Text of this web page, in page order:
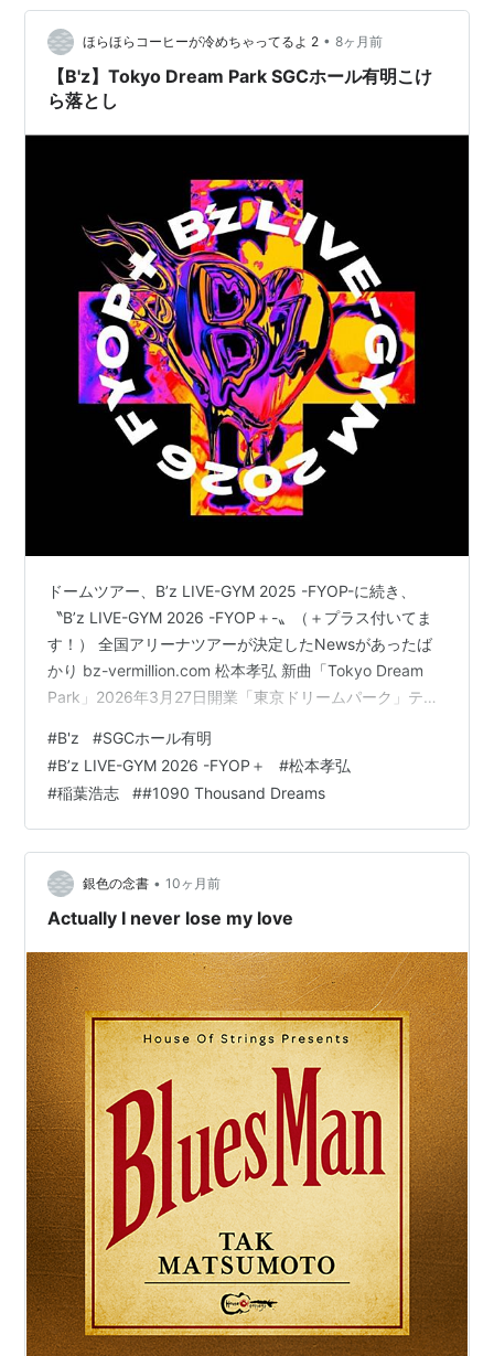
ほらほらコーヒーが冷めちゃってるよ 2 • 8ヶ月前
【B'z】Tokyo Dream Park SGCホール有明こけ
ら落とし
ドームツアー、B’z LIVE-GYM 2025 -FYOP-に続き、
〝B’z LIVE-GYM 2026 -FYOP＋-〟（＋プラス付いてま
す！） 全国アリーナツアーが決定したNewsがあったば
かり bz-vermillion.com 松本孝弘 新曲「Tokyo Dream
Park」2026年3月27日開業「東京ドリームパーク」テー
明」B'zこけら落とし公演開催決定!! 📌2026年3月28日
（土）、29日（日） テレビ朝日が2026年3月27日に開業
する、東京ドリームパークのテーマ曲「Tokyo Dream
Park」を松本孝弘が書…
#B'z #SGCホール有明
#B’z LIVE-GYM 2026 -FYOP＋ #松本孝弘
#稲葉浩志 ##1090 Thousand Dreams
銀色の念書 • 10ヶ月前
Actually I never lose my love